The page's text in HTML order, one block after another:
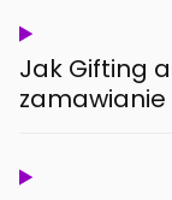
Jak Gifting